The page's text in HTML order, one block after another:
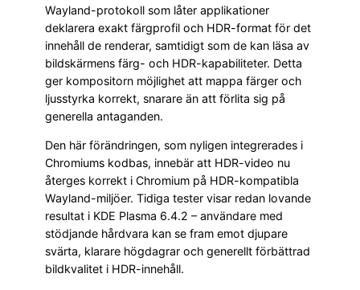
Wayland-protokoll som låter applikationer
deklarera exakt färgprofil och HDR-format för det
innehåll de renderar, samtidigt som de kan läsa av
bildskärmens färg- och HDR-kapabiliteter. Detta
ger kompositorn möjlighet att mappa färger och
ljusstyrka korrekt, snarare än att förlita sig på
generella antaganden.
Den här förändringen, som nyligen integrerades i
Chromiums kodbas, innebär att HDR-video nu
återges korrekt i Chromium på HDR-kompatibla
Wayland-miljöer. Tidiga tester visar redan lovande
resultat i KDE Plasma 6.4.2 – användare med
stödjande hårdvara kan se fram emot djupare
svärta, klarare högdagrar och generellt förbättrad
bildkvalitet i HDR-innehåll.